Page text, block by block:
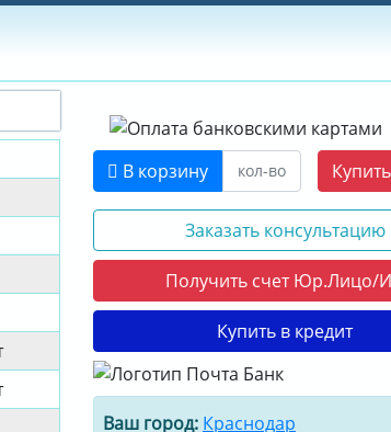
В корзину
Заказать консультацию
Получить счет Юр.Лицо/
Купить в кредит
Ваш город: Краснодар